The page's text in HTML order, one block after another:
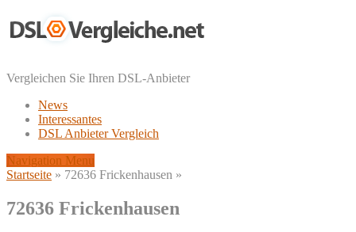
Vergleichen Sie Ihren DSL-Anbieter
News
Interessantes
DSL Anbieter Vergleich
Navigation Menu
Startseite » 72636 Frickenhausen »
72636 Frickenhausen